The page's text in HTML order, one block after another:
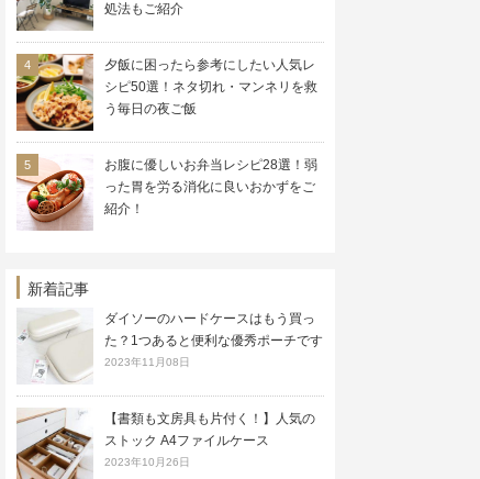
処法もご紹介
夕飯に困ったら参考にしたい人気レ
シピ50選！ネタ切れ・マンネリを救
う毎日の夜ご飯
お腹に優しいお弁当レシピ28選！弱
った胃を労る消化に良いおかずをご
紹介！
新着記事
ダイソーのハードケースはもう買っ
た？1つあると便利な優秀ポーチです
2023年11月08日
【書類も文房具も片付く！】人気の
ストック A4ファイルケース
2023年10月26日